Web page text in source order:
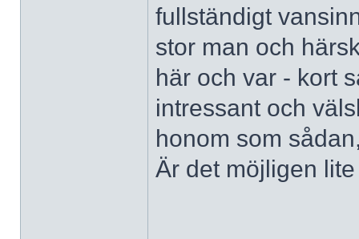
fullständigt
stor man och
här och var - kort
intressant och
honom som
Är det möjligen